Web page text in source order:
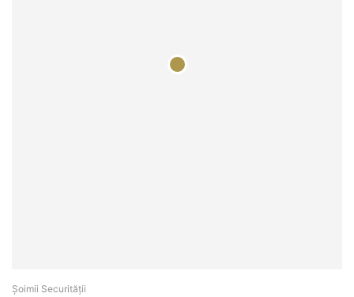
Șoimii Securității